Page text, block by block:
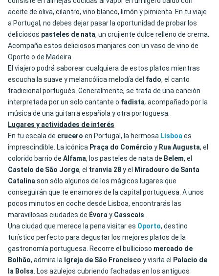
aceite de oliva, cilantro, vino blanco, limón y pimienta. En tu viaje
a Portugal, no debes dejar pasar la oportunidad de probar los
deliciosos pasteles de nata, un crujiente dulce relleno de crema.
Acompaña estos deliciosos manjares con un vaso de vino de
Oporto o de Madeira.
El viajero podrá saborear cualquiera de estos platos mientras
escucha la suave y melancólica melodía del fado, el canto
tradicional portugués. Generalmente, se trata de una canción
interpretada por un solo cantante o fadista, acompañado por la
música de una guitarra española y otra portuguesa.
Lugares y actividades de interés
En tu escala de crucero en Portugal, la hermosa Lisboaes
imprescindible. La icónica Praça do Comércio y RuaAugusta, el
colorido barrio de Alfama, los pasteles de nata de Belem, el
Castelo de São Jorge, el tranvía 28y el Miradouro de Santa
Catalinason sólo algunos de los mágicos lugares que
conseguirán que te enamores de la capital portuguesa. A unos
pocos minutos en coche desde Lisboa, encontrarás las
maravillosas ciudades de Évoray Casscais.
Una ciudad que merece la pena visitar es Oporto, destino
turístico perfecto para degustar los mejores platos de la
gastronomía portuguesa. Recorre el bullicioso mercado de
Bolhão, admira la Igreja de São Francisco y visita el
Palacio de
la Bolsa. Los azulejos cubriendo fachadas en los antiguos